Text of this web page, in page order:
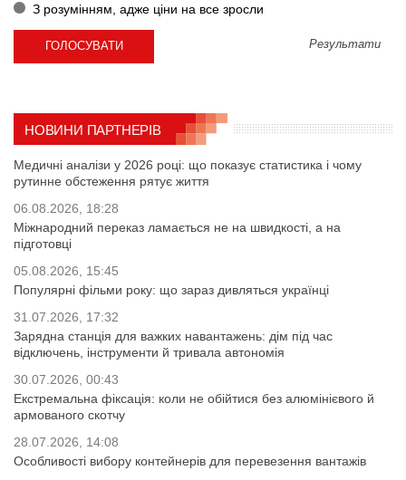
З розумінням, адже ціни на все зросли
Результати
НОВИНИ ПАРТНЕРІВ
Медичні аналізи у 2026 році: що показує статистика і чому
рутинне обстеження рятує життя
06.08.2026, 18:28
Міжнародний переказ ламається не на швидкості, а на
підготовці
05.08.2026, 15:45
Популярні фільми року: що зараз дивляться українці
31.07.2026, 17:32
Зарядна станція для важких навантажень: дім під час
відключень, інструменти й тривала автономія
30.07.2026, 00:43
Екстремальна фіксація: коли не обійтися без алюмінієвого й
армованого скотчу
28.07.2026, 14:08
Особливості вибору контейнерів для перевезення вантажів